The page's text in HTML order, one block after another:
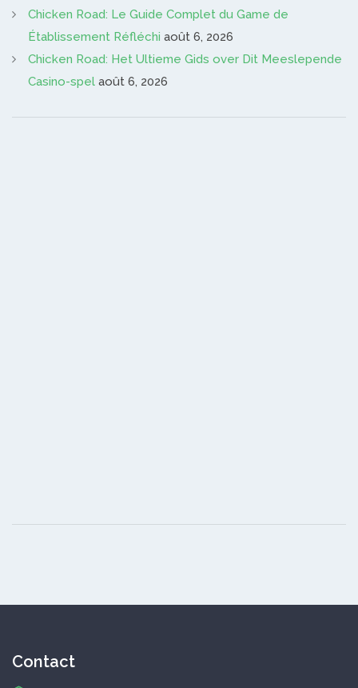
Chicken Road: Le Guide Complet du Game de
Établissement Réfléchi août 6, 2026
Chicken Road: Het Ultieme Gids over Dit Meeslepende
Casino-spel août 6, 2026
Contact